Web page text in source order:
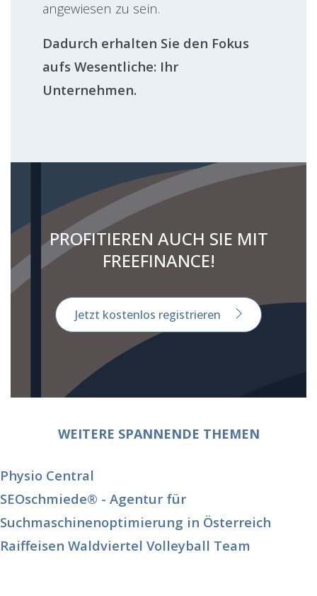
angewiesen zu sein.
Dadurch erhalten Sie den Fokus
aufs Wesentliche: Ihr
Unternehmen.
PROFITIEREN AUCH SIE MIT
FREEFINANCE!
Jetzt kostenlos registrieren
WEITERE SPANNENDE THEMEN
Physio Central
SEOschmiede® - Agentur für
Suchmaschinenoptimierung in Österreich
Raiffeisen Waldviertel Volleyball Team